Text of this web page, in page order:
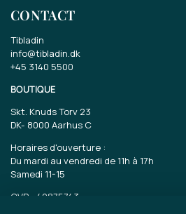
CONTACT
Tibladin
info@tibladin.dk
+45 3140 5500
BOUTIQUE
Skt. Knuds Torv 23
DK- 8000 Aarhus C
Horaires d'ouverture :
Du mardi au vendredi de 11h à 17h
Samedi 11-15
CVR : 40875743